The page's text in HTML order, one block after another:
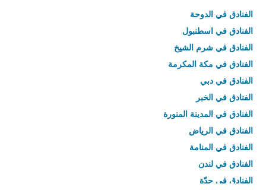
الفنادق في الدوحة
الفنادق في اسطنبول
الفنادق في شرم الشيخ
الفنادق في مكة المكرمة
الفنادق في دبي
الفنادق في الخبر
الفنادق في المدينة المنورة
الفنادق في الرياض
الفنادق في المنامة
الفنادق في لندن
الفنادق في جدّة